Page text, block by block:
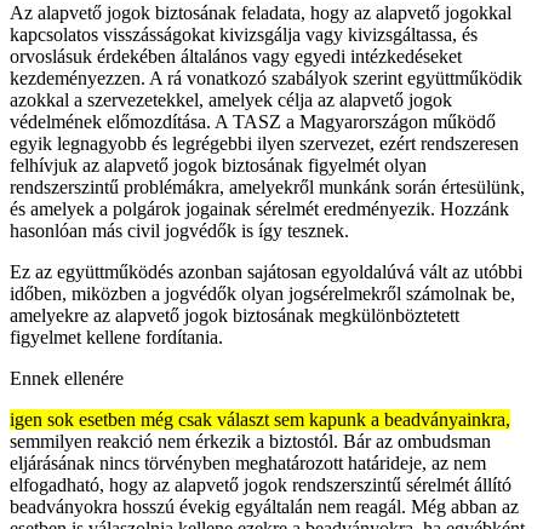
Az alapvető jogok biztosának feladata, hogy az alapvető jogokkal
kapcsolatos visszásságokat kivizsgálja vagy kivizsgáltassa, és
orvoslásuk érdekében általános vagy egyedi intézkedéseket
kezdeményezzen. A rá vonatkozó szabályok szerint együttműködik
azokkal a szervezetekkel, amelyek célja az alapvető jogok
védelmének előmozdítása. A TASZ a Magyarországon működő
egyik legnagyobb és legrégebbi ilyen szervezet, ezért rendszeresen
felhívjuk az alapvető jogok biztosának figyelmét olyan
rendszerszintű problémákra, amelyekről munkánk során értesülünk,
és amelyek a polgárok jogainak sérelmét eredményezik. Hozzánk
hasonlóan más civil jogvédők is így tesznek.
Ez az együttműködés azonban sajátosan egyoldalúvá vált az utóbbi
időben, miközben a jogvédők olyan jogsérelmekről számolnak be,
amelyekre az alapvető jogok biztosának megkülönböztetett
figyelmet kellene fordítania.
Ennek ellenére
igen sok esetben még csak választ sem kapunk a beadványainkra,
semmilyen reakció nem érkezik a biztostól. Bár az ombudsman
eljárásának nincs törvényben meghatározott határideje, az nem
elfogadható, hogy az alapvető jogok rendszerszintű sérelmét állító
beadványokra hosszú évekig egyáltalán nem reagál. Még abban az